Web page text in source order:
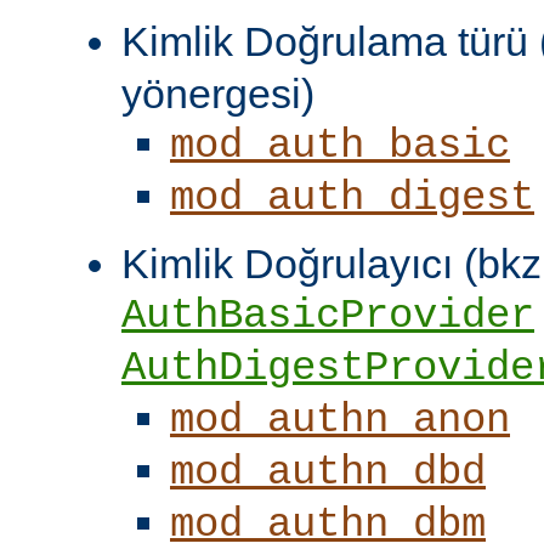
Kimlik Doğrulama
yönergesi)
mod_auth_basic
mod_auth_digest
Kimlik Doğrulayıcı
AuthBasicProvider
mod_authn_anon
mod_authn_dbd
mod_authn_dbm